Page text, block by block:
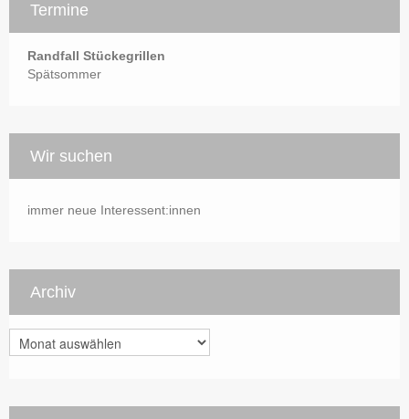
Termine
Randfall Stückegrillen
Spätsommer
Wir suchen
immer neue Interessent:innen
Archiv
Archiv